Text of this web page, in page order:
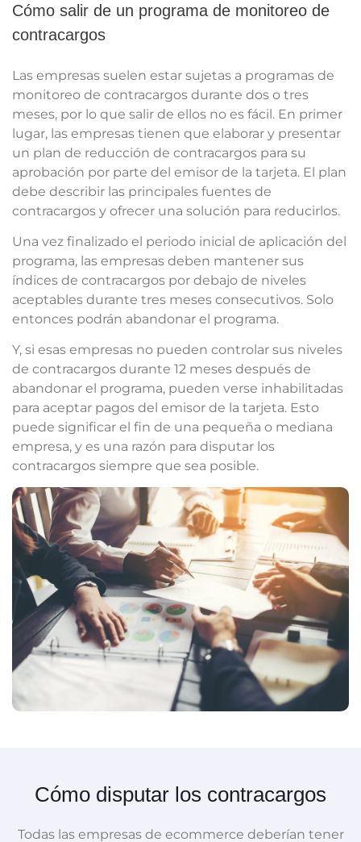
Cómo salir de un programa de monitoreo de
contracargos
Las empresas suelen estar sujetas a programas de
monitoreo de contracargos durante dos o tres
meses, por lo que salir de ellos no es fácil. En primer
lugar, las empresas tienen que elaborar y presentar
un plan de reducción de contracargos para su
aprobación por parte del emisor de la tarjeta. El plan
debe describir las principales fuentes de
contracargos y ofrecer una solución para reducirlos.
Una vez finalizado el periodo inicial de aplicación del
programa, las empresas deben mantener sus
índices de contracargos por debajo de niveles
aceptables durante tres meses consecutivos. Solo
entonces podrán abandonar el programa.
Y, si esas empresas no pueden controlar sus niveles
de contracargos durante 12 meses después de
abandonar el programa, pueden verse inhabilitadas
para aceptar pagos del emisor de la tarjeta. Esto
puede significar el fin de una pequeña o mediana
empresa, y es una razón para disputar los
contracargos siempre que sea posible.
Cómo disputar los contracargos
Todas las empresas de ecommerce deberían tener